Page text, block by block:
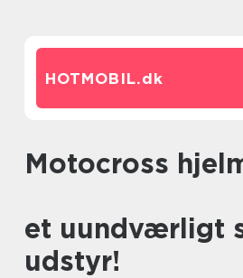
HOTMOBIL.dk
Motocross hjelm –
et uundværligt
udstyr!